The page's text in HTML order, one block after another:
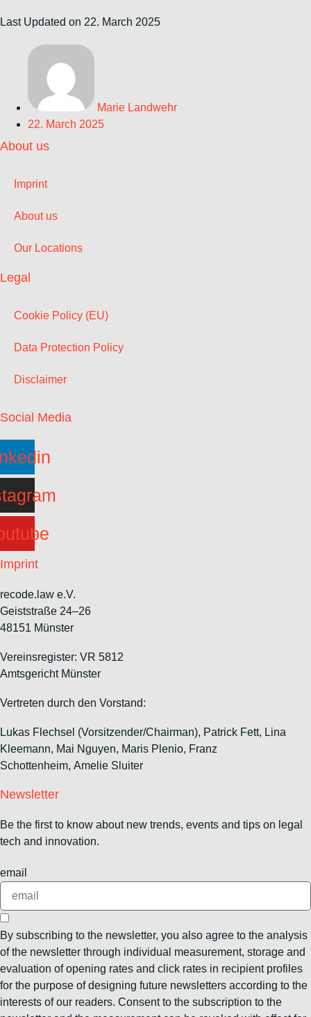
Last Updated on 22. March 2025
Marie Landwehr
22. March 2025
About us
Imprint
About us
Our Locations
Legal
Cookie Policy (EU)
Data Protection Policy
Disclaimer
Social Media
Imprint
recode.law e.V.
Geiststraße 24–26
48151 Münster
Vereinsregister: VR 5812
Amtsgericht Münster
Vertreten durch den Vorstand:
Lukas Flechsel (Vorsitzender/Chairman), Patrick Fett, Lina
Kleemann, Mai Nguyen, Maris Plenio, Franz
Schottenheim, Amelie Sluiter
Newsletter
Be the first to know about new trends, events and tips on legal
tech and innovation.
email
By subscribing to the newsletter, you also agree to the analysis
of the newsletter through individual measurement, storage and
evaluation of opening rates and click rates in recipient profiles
for the purpose of designing future newsletters according to the
interests of our readers. Consent to the subscription to the